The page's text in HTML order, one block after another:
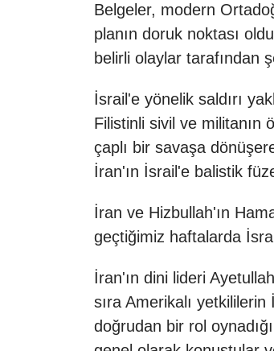
Belgeler, modern
planın doruk noktası
belirli olaylar tarafından
İsrail'e yönelik saldırı
Filistinli sivil ve militanın
çaplı bir savaşa
İran'ın İsrail'e balistik
İran ve Hizbullah'ın
geçtiğimiz haftalarda
İran'ın dini lideri
sıra Amerikalı yetkililerin
doğrudan bir rol